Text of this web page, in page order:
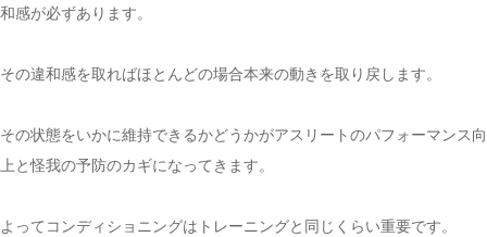
和感が必ずあります。
その違和感を取ればほとんどの場合本来の動きを取り戻します。
その状態をいかに維持できるかどうかがアスリートのパフォーマンス向
上と怪我の予防のカギになってきます。
よってコンディショニングはトレーニングと同じくらい重要です。